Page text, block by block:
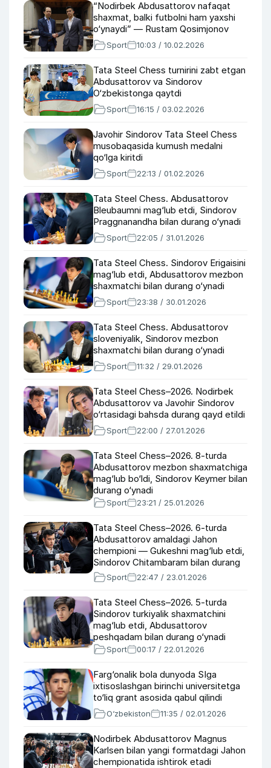
“Nodirbek Abdusattorov nafaqat
shaxmat, balki futbolni ham yaxshi
o‘ynaydi” — Rustam Qosimjonov
Sport 10:03 / 10.02.2026
Tata Steel Chess turnirini zabt etgan
Abdusattorov va Sindorov
O‘zbekistonga qaytdi
Sport 16:15 / 03.02.2026
Javohir Sindorov Tata Steel Chess
musobaqasida kumush medalni
qo‘lga kiritdi
Sport 22:13 / 01.02.2026
Tata Steel Chess. Abdusattorov
Bleubaumni mag‘lub etdi, Sindorov
Praggnanandha bilan durang o‘ynadi
Sport 22:05 / 31.01.2026
Tata Steel Chess. Sindorov Erigaisini
mag‘lub etdi, Abdusattorov mezbon
shaxmatchi bilan durang o‘ynadi
Sport 23:38 / 30.01.2026
Tata Steel Chess. Abdusattorov
sloveniyalik, Sindorov mezbon
shaxmatchi bilan durang o‘ynadi
Sport 11:32 / 29.01.2026
Tata Steel Chess–2026. Nodirbek
Abdusattorov va Javohir Sindorov
o‘rtasidagi bahsda durang qayd etildi
Sport 22:00 / 27.01.2026
Tata Steel Chess–2026. 8-turda
Abdusattorov mezbon shaxmatchiga
mag‘lub bo‘ldi, Sindorov Keymer bilan
durang o‘ynadi
Sport 23:21 / 25.01.2026
Tata Steel Chess–2026. 6-turda
Abdusattorov amaldagi Jahon
chempioni — Gukeshni mag‘lub etdi,
Sindorov Chitambaram bilan durang
o‘ynadi
Sport 22:47 / 23.01.2026
Tata Steel Chess–2026. 5-turda
Sindorov turkiyalik shaxmatchini
mag‘lub etdi, Abdusattorov
peshqadam bilan durang o‘ynadi
Sport 00:17 / 22.01.2026
Farg‘onalik bola dunyoda SIga
ixtisoslashgan birinchi universitetga
to‘liq grant asosida qabul qilindi
O‘zbekiston 11:35 / 02.01.2026
Nodirbek Abdusattorov Magnus
Karlsen bilan yangi formatdagi Jahon
chempionatida ishtirok etadi